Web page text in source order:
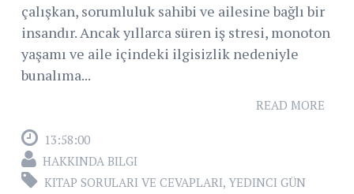
çalışkan, sorumluluk sahibi ve ailesine bağlı bir
insandır. Ancak yıllarca süren iş stresi, monoton
yaşamı ve aile içindeki ilgisizlik nedeniyle
bunalıma...
READ MORE
13:58:00
HAKKINDA BILGI
KITAP SORULARI VE CEVAPLARI, YEDINCI GÜN